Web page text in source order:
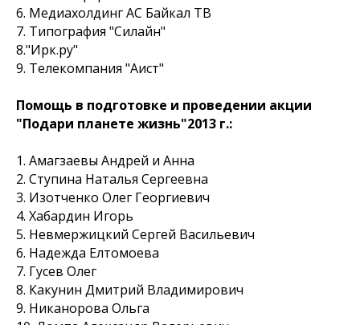
6. Медиахолдинг АС Байкал ТВ
7. Типография "Силайн"
8."Ирк.ру"
9. Телекомпания "Аист"
Помощь в подготовке и проведении акции
"Подари планете жизнь"2013 г.:
1. Амагзаевы Андрей и Анна
2. Ступина Наталья Сергеевна
3. Изотченко Олег Георгиевич
4. Хабардин Игорь
5. Невмержицкий Сергей Васильевич
6. Надежда Елтомоева
7. Гусев Олег
8. Какунин Дмитрий Владимирович
9. Никанорова Ольга